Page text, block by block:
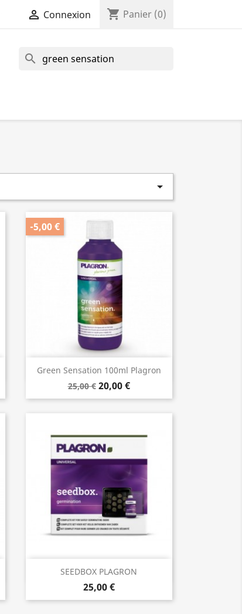
 Connexion shopping_cart Panier (0)
search

Green Sensation 100ml Plagron
25,00 € 20,00 €
-5,00 €
Aperçu rapide
SEEDBOX PLAGRON
25,00 €
Aperçu rapide